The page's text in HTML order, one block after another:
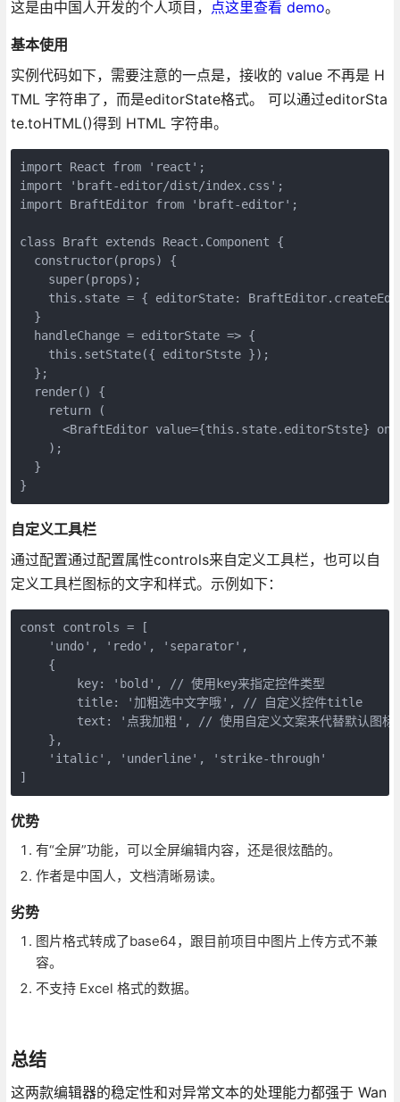
这是由中国人开发的个人项目， 点这里查看 demo。
基本使用
实例代码如下，需要注意的一点是，接收的 value 不再是 H
TML 字符串了，而是editorState格式。 可以通过editorSta
te.toHTML()得到 HTML 字符串。
import React from 'react';
import 'braft-editor/dist/index.css';
import BraftEditor from 'braft-editor';
class Braft extends React.Component {
  constructor(props) {
    super(props);
this.state = { editorState:
  }
  handleChange = editorState => {
    this.setState({ editorStste });
  };
  render() {
    return (
<BraftEditor value={this.state.editorStste}
    );
  }
}
自定义工具栏
通过配置通过配置属性controls来自定义工具栏，也可以自
定义工具栏图标的文字和样式。示例如下：
const controls = [
    'undo', 'redo', 'separator',
    {
        key: 'bold', // 使用key来指定控件类型
        title: '加粗选中文字哦', // 自定义控件title
text: '点我加粗', // 使用自定义文案来代替默认图标
    },
    'italic', 'underline', 'strike-through'
]
优势
有“全屏”功能，可以全屏编辑内容，还是很炫酷的。
作者是中国人，文档清晰易读。
劣势
图片格式转成了base64，跟目前项目中图片上传方式不兼
容。
不支持 Excel 格式的数据。
总结
这两款编辑器的稳定性和对异常文本的处理能力都强于 Wan